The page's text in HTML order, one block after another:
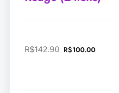
R$142.90 R$100.00